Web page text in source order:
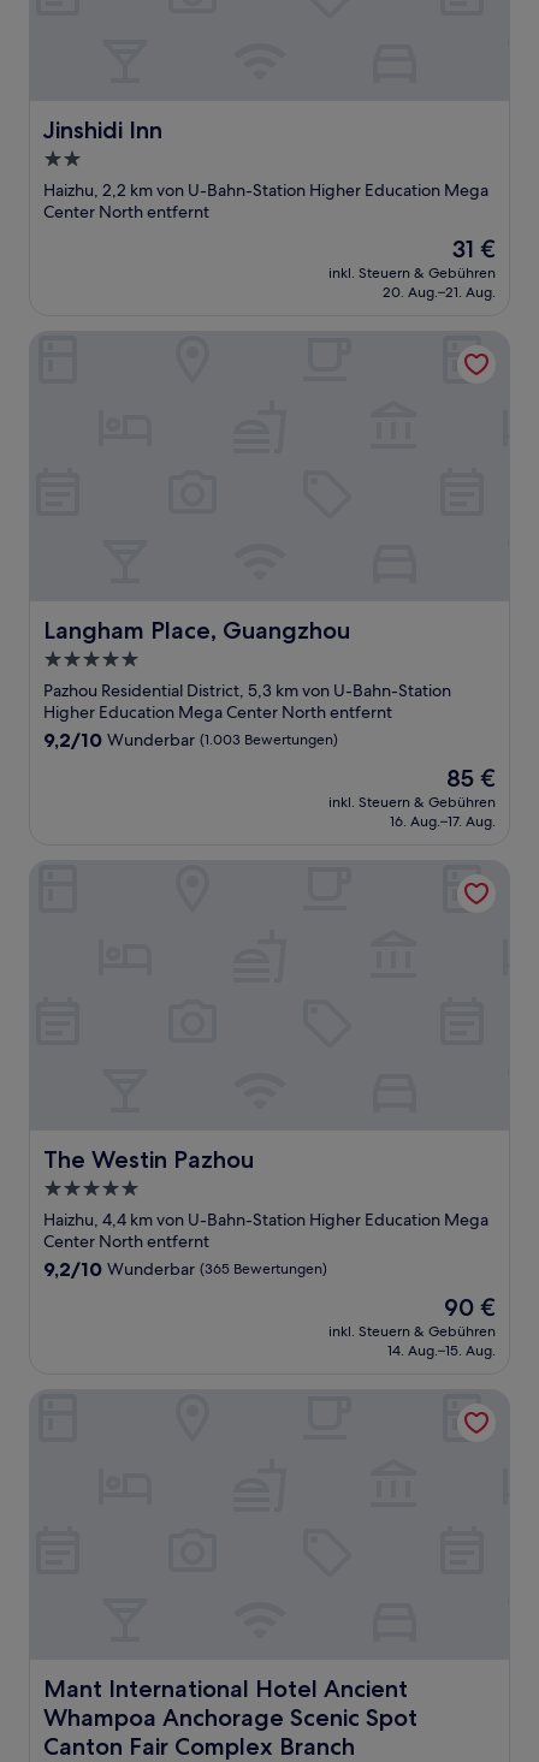
Jinshidi Inn
Jinshidi Inn
2.0-
Sterne-
Unterkunft
Haizhu, 2,2 km von U-Bahn-Station Higher Education Mega
Center North entfernt
Der
Preis
beträgt
31 €
inkl. Steuern & Gebühren
20. Aug.–21. Aug.
Langham Place, Guangzhou
Langham Place, Guangzhou
5.0-
Sterne-
Unterkunft
Pazhou Residential District, 5,3 km von U-Bahn-Station
Higher Education Mega Center North entfernt
9.2
9,2/10 Wunderbar (1.003 Bewertungen)
Der
Preis
beträgt
85 €
inkl. Steuern & Gebühren
16. Aug.–17. Aug.
The Westin Pazhou
The Westin Pazhou
5.0-
Sterne-
Unterkunft
Haizhu, 4,4 km von U-Bahn-Station Higher Education Mega
Center North entfernt
9.2
9,2/10 Wunderbar (365 Bewertungen)
Der
Preis
beträgt
90 €
inkl. Steuern & Gebühren
14. Aug.–15. Aug.
Mant International Hotel Ancient
Whampoa Anchorage Scenic Spot
Canton Fair Complex Branch
Mant International Hotel Ancient Whampoa Anchorage
Mant International Hotel Ancient Whampoa Anchorage